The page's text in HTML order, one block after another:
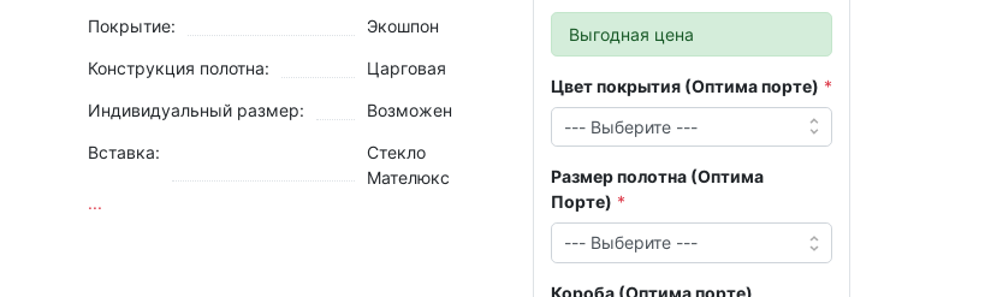
Выгодная цена
Цвет покрытия (Оптима порте)
Размер полотна (Оптима
Порте)
Короба (Оптима порте)
Покрытие: Экошпон
Конструкция полотна: Царговая
Индивидуальный размер: Возможен
Вставка:
Стекло
Мателюкс
...